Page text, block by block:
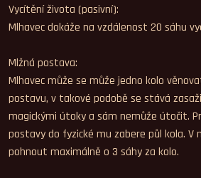
Vycítění života (pasivní):
Mlhavec dokáže na vzdálenost 20 sáhu
Mlžná postava:
Mlhavec může se může jedno kolo
postavu, v takové podobě se stává
magickými útoky a sám nemůže útočit.
postavy do fyzické mu zabere půl kola. V
pohnout maximálně o 3 sáhy za kolo.